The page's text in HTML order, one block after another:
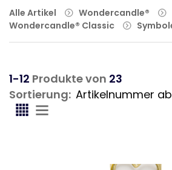
Alle Artikel
Wondercandle®
Wondercandle® Classic
1-12 Produkte von 23
Sortierung: